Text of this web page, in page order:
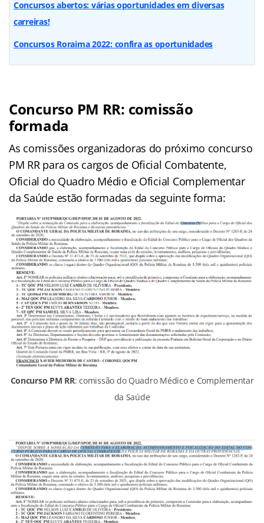
Concursos abertos: várias oportunidades em diversas
carreiras!
Concursos Roraima 2022: confira as oportunidades
Concurso PM RR: comissão
formada
As comissões organizadoras do próximo concurso
PM RR para os cargos de Oficial Combatente,
Oficial do Quadro Médio e Oficial Complementar
da Saúde estão formadas da seguinte forma:
Concurso PM RR: comissão do Quadro Médico e Complementar
da Saúde